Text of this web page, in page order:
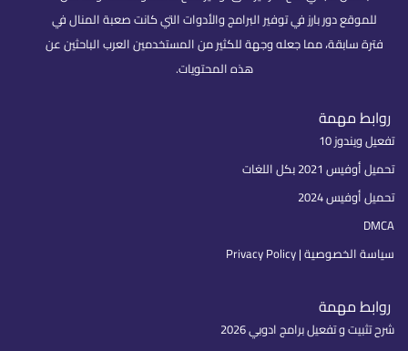
للموقع دور بارز في توفير البرامج والأدوات التي كانت صعبة المنال في
فترة سابقة، مما جعله وجهة للكثير من المستخدمين العرب الباحثين عن
هذه المحتويات.
روابط مهمة
تفعيل ويندوز 10
تحميل أوفيس 2021 بكل اللغات
تحميل أوفيس 2024
DMCA
سياسة الخصوصية | Privacy Policy
روابط مهمة
شرح تثبيت و تفعيل برامج ادوبي 2026